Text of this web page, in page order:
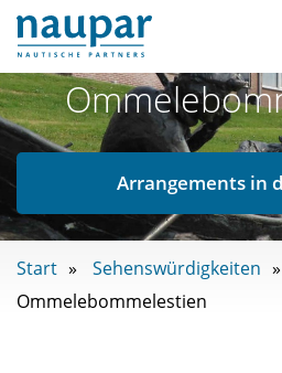
Arrangements in
Start
Sehenswürdigkeiten
Ommelebommelestien